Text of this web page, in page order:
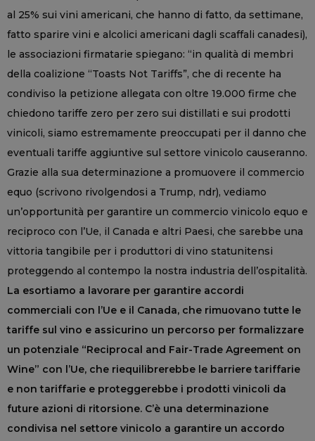
al 25% sui vini americani, che hanno di fatto, da settimane,
fatto sparire vini e alcolici americani dagli scaffali canadesi),
le associazioni firmatarie spiegano: “in qualità di membri
della coalizione “Toasts Not Tariffs”, che di recente ha
condiviso la petizione allegata con oltre 19.000 firme che
chiedono tariffe zero per zero sui distillati e sui prodotti
vinicoli, siamo estremamente preoccupati per il danno che
eventuali tariffe aggiuntive sul settore vinicolo causeranno.
Grazie alla sua determinazione a promuovere il commercio
equo (scrivono rivolgendosi a Trump, ndr), vediamo
un’opportunità per garantire un commercio vinicolo equo e
reciproco con l’Ue, il Canada e altri Paesi, che sarebbe una
vittoria tangibile per i produttori di vino statunitensi
proteggendo al contempo la nostra industria dell’ospitalità.
La esortiamo a lavorare per garantire accordi
commerciali con l’Ue e il Canada, che rimuovano tutte le
tariffe sul vino e assicurino un percorso per formalizzare
un potenziale “Reciprocal and Fair-Trade Agreement on
Wine” con l’Ue, che riequilibrerebbe le barriere tariffarie
e non tariffarie e proteggerebbe i prodotti vinicoli da
future azioni di ritorsione. C’è una determinazione
condivisa nel settore vinicolo a garantire un accordo